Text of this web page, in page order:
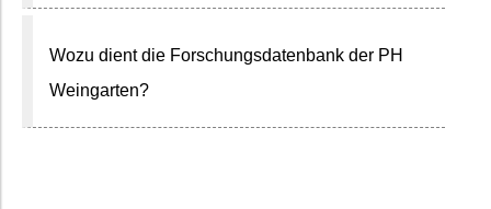
Wozu dient die Forschungsdatenbank der PH
Weingarten?